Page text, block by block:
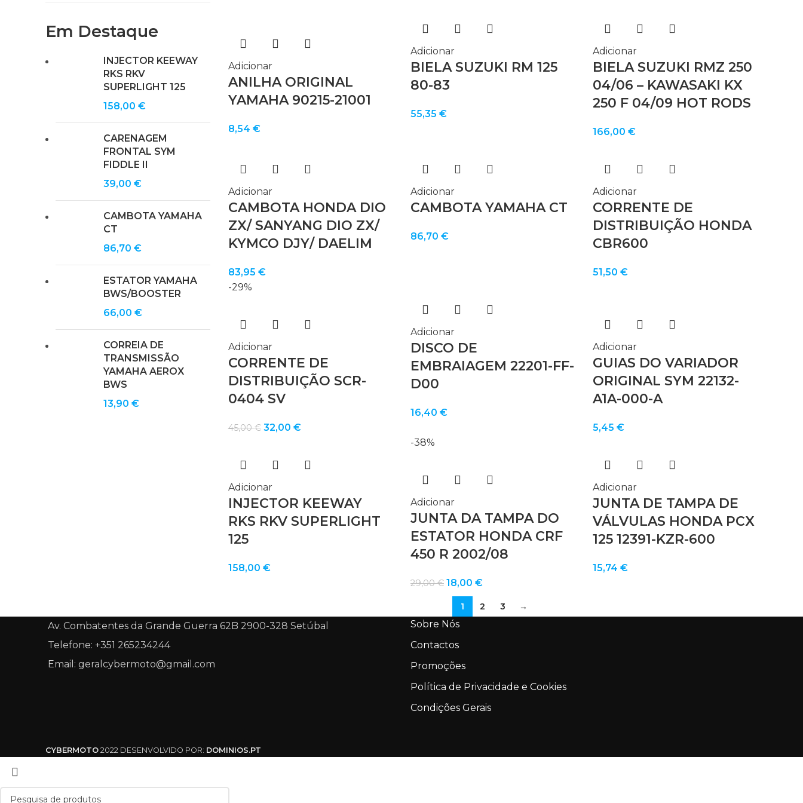
Em Destaque
INJECTOR KEEWAY
RKS RKV
SUPERLIGHT 125
158,00 €
CARENAGEM
FRONTAL SYM
FIDDLE II
39,00 €
CAMBOTA YAMAHA
CT
86,70 €
ESTATOR YAMAHA
BWS/BOOSTER
66,00 €
CORREIA DE
TRANSMISSÃO
YAMAHA AEROX
BWS
13,90 €
Adicionar
ANILHA ORIGINAL
YAMAHA 90215-21001
8,54 €
Adicionar
BIELA SUZUKI RM 125
80-83
55,35 €
Adicionar
BIELA SUZUKI RMZ 250
04/06 – KAWASAKI KX
250 F 04/09 HOT RODS
166,00€
Adicionar
CAMBOTA HONDA DIO
ZX/ SANYANG DIO ZX/
KYMCO DJY/ DAELIM
83,95 €
Adicionar
CAMBOTA YAMAHA CT
86,70 €
Adicionar
CORRENTE DE
DISTRIBUIÇÃO HONDA
CBR600
51,50€
-29%
Adicionar
CORRENTE DE
DISTRIBUIÇÃO SCR-
0404 SV
45,00€ O
era:
45,00 €.
32,00 €O
é:
Adicionar
DISCO DE
EMBRAIAGEM 22201-FF-
D00
16,40 €
Adicionar
GUIAS DO VARIADOR
ORIGINAL SYM 22132-
A1A-000-A
5,45€
Adicionar
INJECTOR KEEWAY
RKS RKV SUPERLIGHT
125
158,00 €
-38%
Adicionar
JUNTA DA TAMPA DO
ESTATOR HONDA CRF
450 R 2002/08
29,00€ O
preço
original
era:
29,00 €.
18,00 €O
atual
Adicionar
JUNTA DE TAMPA DE
VÁLVULAS HONDA PCX
125 12391-KZR-600
15,74€
1 2 3 →
Av. Combatentes da Grande Guerra 62B 2900-328 Setúbal
Telefone: +351 265234244
Email: geralcybermoto@gmail.com
Sobre Nós
Contactos
Promoções
Política de Privacidade e Cookies
Condições Gerais
CYBERMOTO 2022 DESENVOLVIDO POR: DOMINIOS.PT